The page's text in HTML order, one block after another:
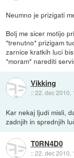
Neumno je prizigati
Bolj me sicer motijo
*trenutno* prizigam
zarnice kratkih luci
*moram* narediti
Vikking
::22. dec 2010,
Kar nekaj ljudi misli,
zadnjih in sprednjih
T0RN4D0
::22. dec 2010,